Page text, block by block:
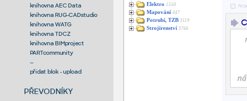
knihovna AEC Data
knihovna RUG-CADstudio
knihovna WATG
knihovna TDCZ
knihovna BIMproject
PARTcommunity
--
přidat blok - upload
PŘEVODNÍKY
Elektro 1550
Mapování 447
Potrubí, TZB 3119
Strojírenství 3766